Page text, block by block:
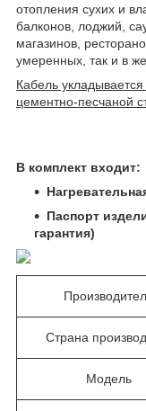
отопления сухих и
балконов, лоджий,
магазинов,
умеренных, так и в
Кабель
цементно-песчаной
В комплект входит:
Паспорт
гарантия)
Страна
Модель